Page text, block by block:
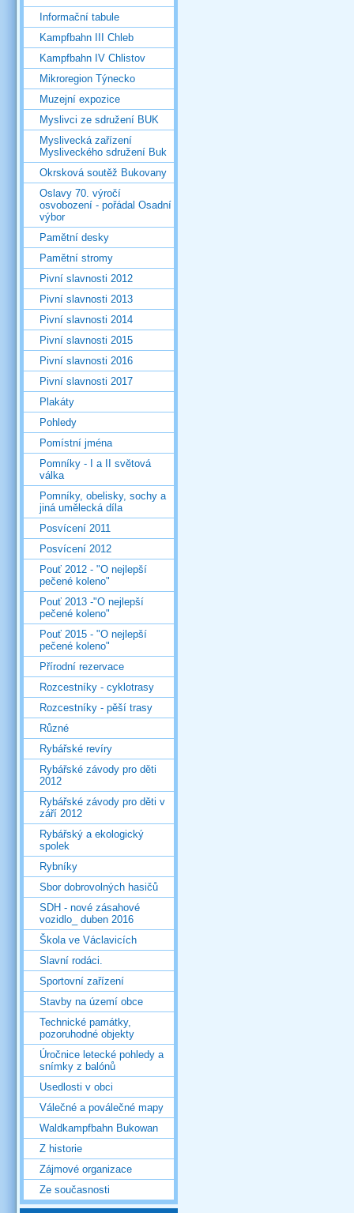
Informační tabule
Kampfbahn III Chleb
Kampfbahn IV Chlistov
Mikroregion Týnecko
Muzejní expozice
Myslivci ze sdružení BUK
Myslivecká zařízení
Mysliveckého sdružení Buk
Okrsková soutěž Bukovany
Oslavy 70. výročí
osvobození - pořádal Osadní
výbor
Pamětní desky
Pamětní stromy
Pivní slavnosti 2012
Pivní slavnosti 2013
Pivní slavnosti 2014
Pivní slavnosti 2015
Pivní slavnosti 2016
Pivní slavnosti 2017
Plakáty
Pohledy
Pomístní jména
Pomníky - I a II světová
válka
Pomníky, obelisky, sochy a
jiná umělecká díla
Posvícení 2011
Posvícení 2012
Pouť 2012 - "O nejlepší
pečené koleno"
Pouť 2013 -"O nejlepší
pečené koleno"
Pouť 2015 - "O nejlepší
pečené koleno"
Přírodní rezervace
Rozcestníky - cyklotrasy
Rozcestníky - pěší trasy
Různé
Rybářské revíry
Rybářské závody pro děti
2012
Rybářské závody pro děti v
září 2012
Rybářský a ekologický
spolek
Rybníky
Sbor dobrovolných hasičů
SDH - nové zásahové
vozidlo_ duben 2016
Škola ve Václavicích
Slavní rodáci.
Sportovní zařízení
Stavby na území obce
Technické památky,
pozoruhodné objekty
Úročnice letecké pohledy a
snímky z balónů
Usedlosti v obci
Válečné a poválečné mapy
Waldkampfbahn Bukowan
Z historie
Zájmové organizace
Ze současnosti